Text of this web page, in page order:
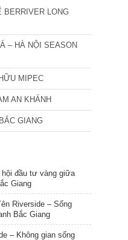
BERRIVER LONG
– HÀ NỘI SEASON
MIPEC
AN KHÁNH
GIANG
đầu tư vàng giữa
Giang
Riverside – Sống
Bắc Giang
– Không gian sống